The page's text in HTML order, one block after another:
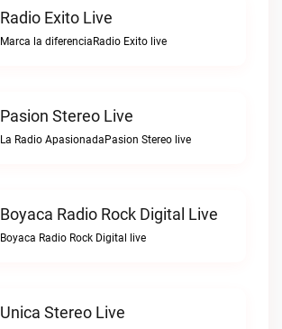
Radio Exito Live
Marca la diferenciaRadio Exito live
Pasion Stereo Live
La Radio ApasionadaPasion Stereo live
Boyaca Radio Rock Digital Live
Boyaca Radio Rock Digital live
Unica Stereo Live